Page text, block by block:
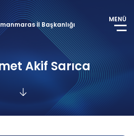
İl Başkanlığı
MENÜ
Akif Sarıca